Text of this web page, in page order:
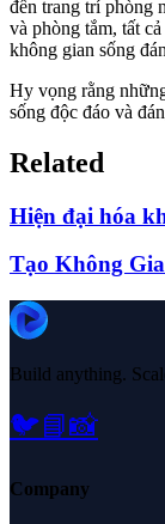
đến trang trí phòng
và phòng tắm, tất
không gian sống
Hy vọng rằng
sống độc đáo và
Related
Hiện đại hóa
Tạo Không
Build anything.
🐦📘📸
Company